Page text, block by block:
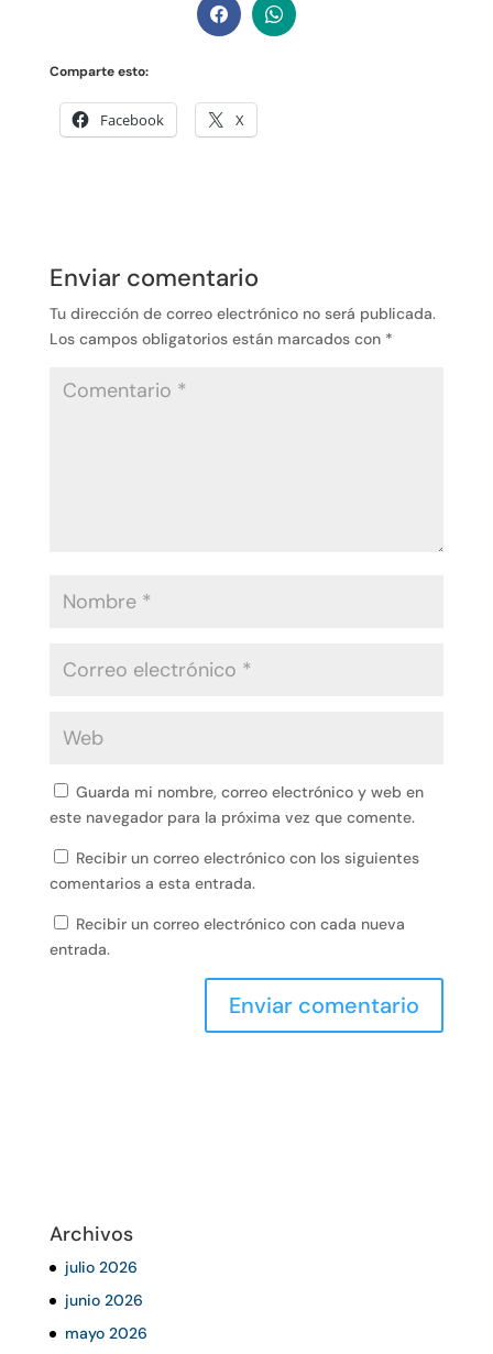
Comparte esto:
Facebook X
Enviar comentario
Tu dirección de correo electrónico no será publicada.
Los campos obligatorios están marcados con *
Guarda mi nombre, correo electrónico y web en
este navegador para la próxima vez que comente.
Recibir un correo electrónico con los siguientes
comentarios a esta entrada.
Recibir un correo electrónico con cada nueva
entrada.
Archivos
julio 2026
junio 2026
mayo 2026